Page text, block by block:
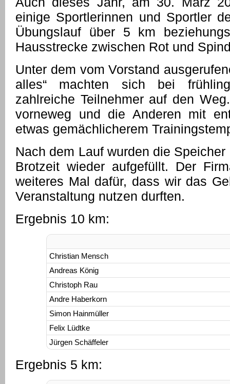
einige Sportlerinnen und Sportler
Übungslauf über 5 km
Hausstrecke zwischen Rot und
Unter dem vom Vorstand
alles“ machten sich bei
zahlreiche Teilnehmer auf den
vorneweg und die Anderen mit
etwas gemächlicherem
Nach dem Lauf wurden die
Brotzeit wieder aufgefüllt. Der
weiteres Mal dafür, dass wir das
Veranstaltung nutzen durften.
Ergebnis 10 km:
Christian Mensch
Andreas König
Christoph Rau
Andre Haberkorn
Simon Hainmüller
Felix Lüdtke
Jürgen Schäffeler
Ergebnis 5 km: